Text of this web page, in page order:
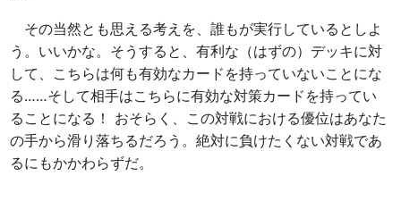
その当然とも思える考えを、誰もが実行しているとしよ
う。いいかな。そうすると、有利な（はずの）デッキに対
して、こちらは何も有効なカードを持っていないことにな
る……そして相手はこちらに有効な対策カードを持ってい
ることになる！ おそらく、この対戦における優位はあなた
の手から滑り落ちるだろう。絶対に負けたくない対戦であ
るにもかかわらずだ。